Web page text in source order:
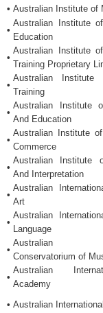
• Australian Institute of
•
Australian Institute
Education
•
Australian Institute
Training Proprietary
•
Australian Institute
Training
•
Australian Institute
And Education
•
Australian Institute
Commerce
•
Australian Institute
And Interpretation
•
Australian
Art
•
Australian
Language
•
Australian
Conservatorium of
•
Australian
Academy
• Australian